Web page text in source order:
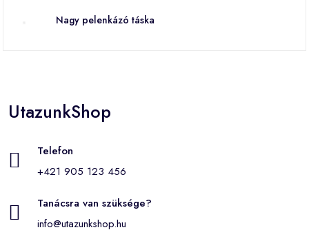
Nagy pelenkázó táska
UtazunkShop
Telefon
+421 905 123 456
Tanácsra van szüksége?
info@utazunkshop.hu